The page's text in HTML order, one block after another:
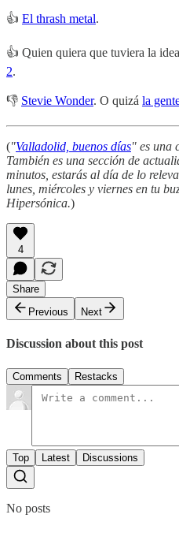
👍 El thrash metal.
👍 Quien quiera que tuviera la
2.
👎 Stevie Wonder. O quizá la
("Valladolid, buenos días" es una
También es una sección de
minutos, estarás al día de lo
lunes, miércoles y viernes en tu
Hipersónica.)
4
Share
Previous
Next
Discussion about this post
Comments Restacks
Top Latest Discussions
No posts